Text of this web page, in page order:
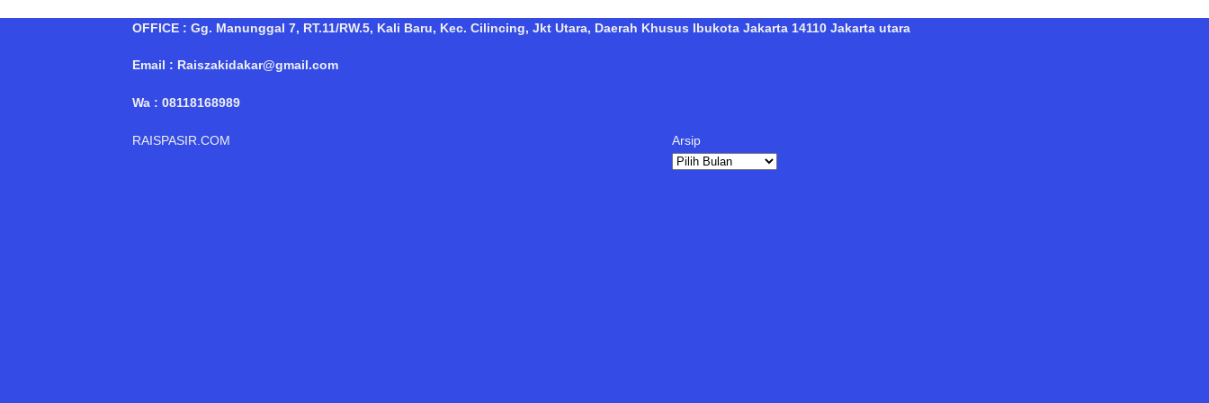
OFFICE : Gg. Manunggal 7, RT.11/RW.5, Kali Baru, Kec. Cilincing, Jkt Utara, Daerah Khusus Ibukota Jakarta 14110 Jakarta utara
Email : Raiszakidakar@gmail.com
Wa : 08118168989
RAISPASIR.COM Arsip
Arsip